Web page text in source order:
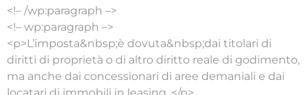
<!– /wp:paragraph –>
<!– wp:paragraph –>
<p>L’imposta&nbsp;è dovuta&nbsp;dai titolari di
diritti di proprietà o di altro diritto reale di godimento,
ma anche dai concessionari di aree demaniali e dai